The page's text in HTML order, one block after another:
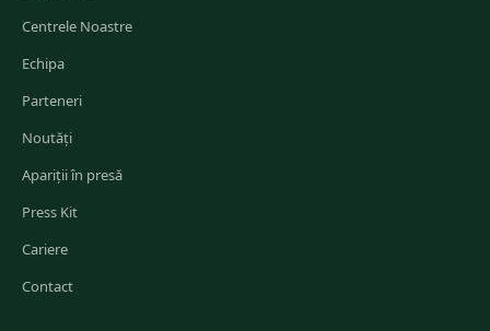
Centrele Noastre
Echipa
Parteneri
Noutăți
Apariții în presă
Press Kit
Cariere
Contact